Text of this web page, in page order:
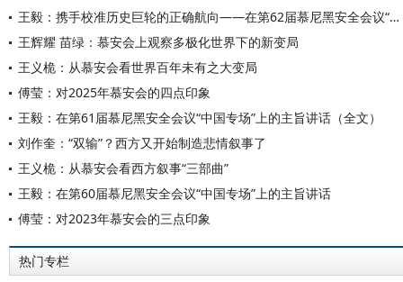
王毅：携手校准历史巨轮的正确航向——在第62届慕尼黑安全会议“中国专场”上的主旨讲话
王辉耀 苗绿：慕安会上观察多极化世界下的新变局
王义桅：从慕安会看世界百年未有之大变局
傅莹：对2025年慕安会的四点印象
王毅：在第61届慕尼黑安全会议“中国专场”上的主旨讲话（全文）
刘作奎：“双输”？西方又开始制造悲情叙事了
王义桅：从慕安会看西方叙事“三部曲”
王毅：在第60届慕尼黑安全会议“中国专场”上的主旨讲话
傅莹：对2023年慕安会的三点印象
热门专栏